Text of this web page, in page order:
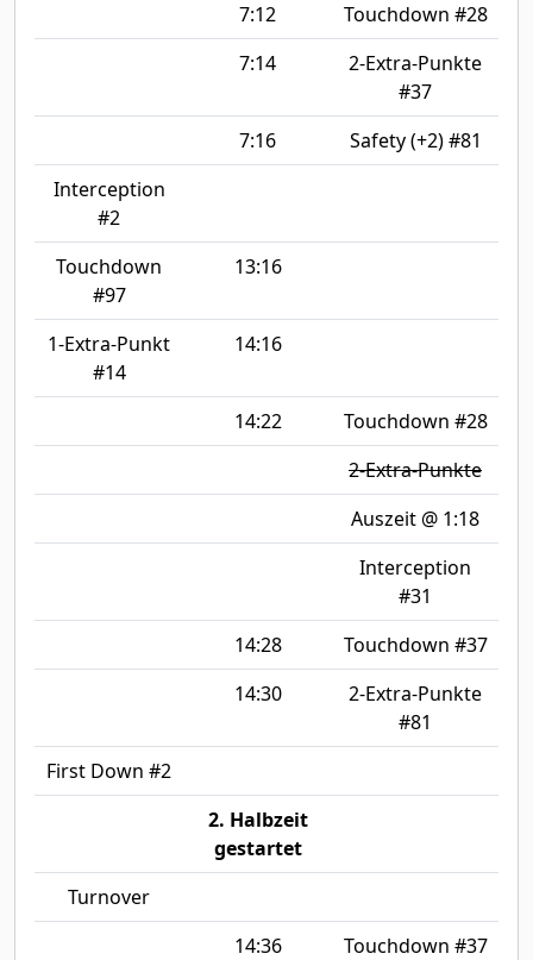
7:12
Touchdown #28
7:14
2-Extra-Punkte
#37
7:16
Safety (+2) #81
Interception
#2
Touchdown
#97
13:16
1-Extra-Punkt
#14
14:16
14:22
Touchdown #28
2-Extra-Punkte
Auszeit @ 1:18
Interception
#31
14:28
Touchdown #37
14:30
2-Extra-Punkte
#81
First Down #2
2. Halbzeit
gestartet
Turnover
14:36
Touchdown #37